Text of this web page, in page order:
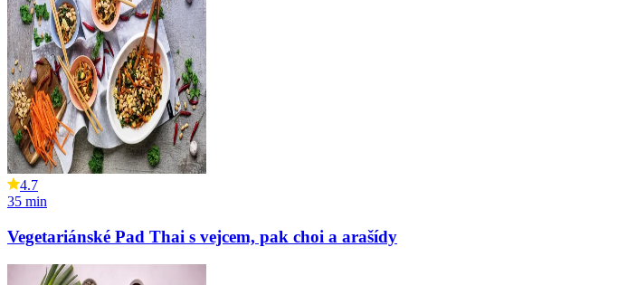
4.7
35 min
Vegetariánské Pad Thai s vejcem, pak choi a arašídy